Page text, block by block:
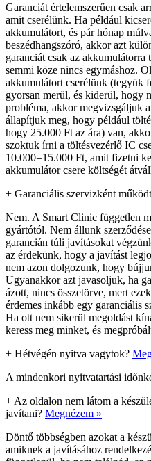
Garanciát értelemszerűen csak
amit cserélünk. Ha például
akkumulátort, és pár hónap
beszédhangszóró, akkor azt
garanciát csak az
semmi köze nincs egymáshoz.
akkumulátort cserélünk (tegyük
gyorsan merül, és kiderül, hogy
probléma, akkor megvizsgáljuk
állapítjuk meg, hogy például
hogy 25.000 Ft az ára) van,
szoktuk írni a töltésvezérlő IC
10.000=15.000 Ft, amit fizetni
akkumulátor csere költségét
+ Garanciális szervizként
Nem. A Smart Clinic független
gyártótól. Nem állunk
garancián túli javításokat
az érdekünk, hogy a javítást
nem azon dolgozunk, hogy
Ugyanakkor azt javasoljuk, ha
ázott, nincs összetörve, mert
érdemes inkább egy garanciális
Ha ott nem sikerül megoldást
keress meg minket, és
+ Hétvégén nyitva vagytok?
A mindenkori nyitvatartási
+ Az oldalon nem látom a
javítani? Megnézem »
Döntő többségben azokat a
amiknek a javításához